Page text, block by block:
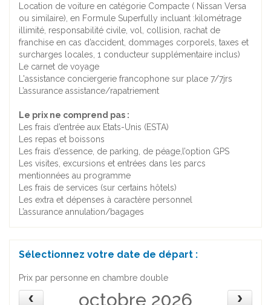
Location de voiture en catégorie Compacte ( Nissan Versa
ou similaire), en Formule Superfully incluant :kilométrage
illimité, responsabilité civile, vol, collision, rachat de
franchise en cas d’accident, dommages corporels, taxes et
surcharges locales, 1 conducteur supplémentaire inclus)
Le carnet de voyage
L'assistance conciergerie francophone sur place 7/7jrs
L’assurance assistance/rapatriement
Le prix ne comprend pas :
Les frais d’entrée aux Etats-Unis (ESTA)
Les repas et boissons
Les frais d’essence, de parking, de péage,l’option GPS
Les visites, excursions et entrées dans les parcs
mentionnées au programme
Les frais de services (sur certains hôtels)
Les extra et dépenses à caractère personnel
L’assurance annulation/bagages
Sélectionnez votre date de départ :
Prix par personne en chambre double
octobre 2026